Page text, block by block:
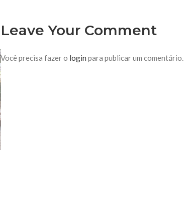
Leave Your Comment
Você precisa fazer o login para publicar um comentário.